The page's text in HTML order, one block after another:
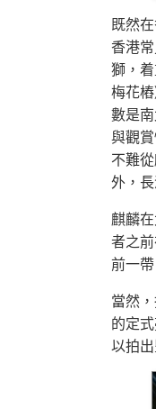
既然
香港
獅，
梅花
數是
與觀
不難
外，
麒麟
者之
前一
當然
的定
以拍